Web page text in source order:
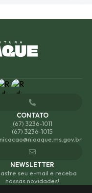
CONTATO
(67) 3236-1011
(67) 3236-1015
NEWSLETTER
seu e-mail e receba
nossas novidades!